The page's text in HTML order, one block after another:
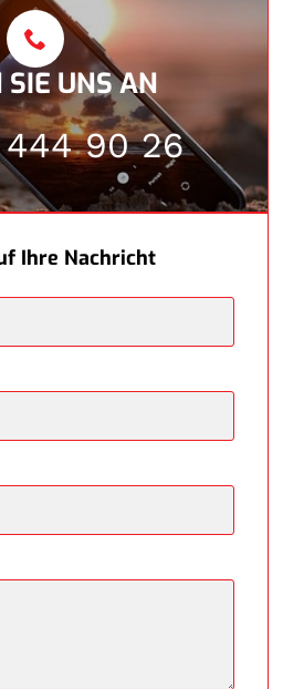
SIE UNS AN
90 26
Ihre Nachricht